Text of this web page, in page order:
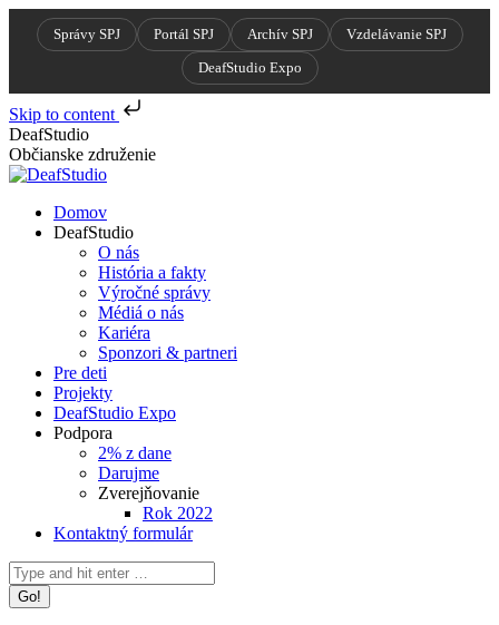
Správy SPJ Portál SPJ Archív SPJ
Vzdelávanie SPJ
DeafStudio Expo
Skip to content
Skip
to
content
DeafStudio
Občianske združenie
Domov
DeafStudio
O nás
História a fakty
Výročné správy
Médiá o nás
Kariéra
Sponzori & partneri
Pre deti
Projekty
DeafStudio Expo
Podpora
2% z dane
Darujme
Zverejňovanie
Rok 2022
Kontaktný formulár
Search: